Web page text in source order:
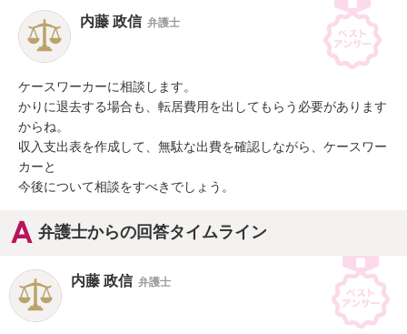
内藤 政信 弁護士
ケースワーカーに相談します。
かりに退去する場合も、転居費用を出してもらう必要があります
からね。
収入支出表を作成して、無駄な出費を確認しながら、ケースワー
カーと
今後について相談をすべきでしょう。
弁護士からの回答タイムライン
内藤 政信 弁護士